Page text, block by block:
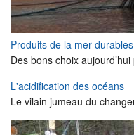
Produits de la mer durables
Des bons choix
L'acidification des océans
Le vilain jumeau du